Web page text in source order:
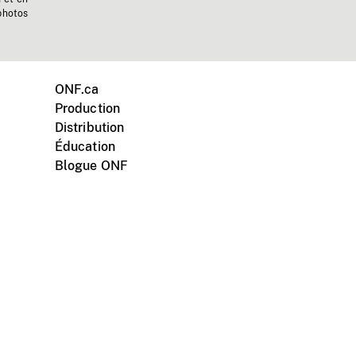
ONF.ca
Production
Distribution
Éducation
Blogue ONF